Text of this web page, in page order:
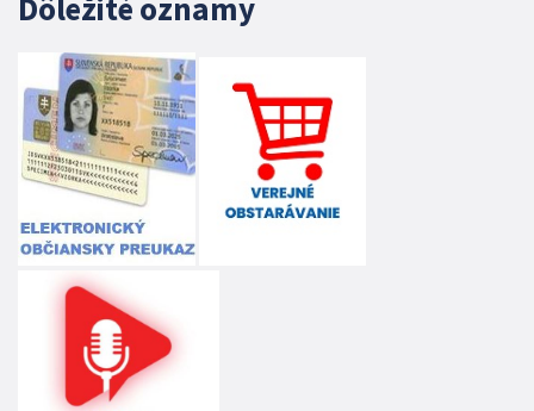
Dôležité oznamy